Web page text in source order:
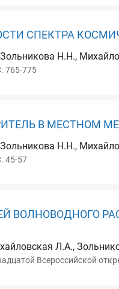
СПЕКТРА
Н.Н.,
765-775
В МЕСТНОМ
Н.Н.,
45-57
ВОЛНОВОДНОГО
Л.А.,
Всероссийской